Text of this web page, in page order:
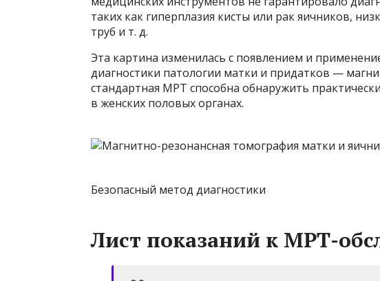
таких как гиперплазия кисты или рак яичников,
труб и т. д.
Эта картина изменилась с появлением и
диагностики патологии матки и придатков —
стандартная МРТ способна обнаружить
в женских половых органах.
Безопасный метод диагностики
Лист показаний к МРТ-